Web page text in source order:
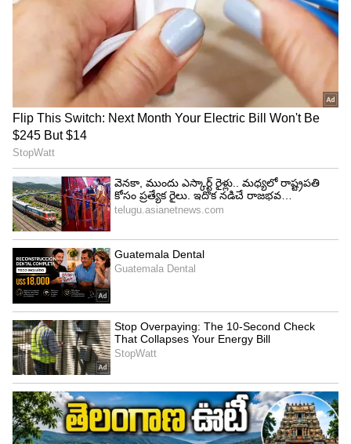
Image Credit :PTI
లక్ష్యం పెట్టుకోవాలి
లక్ష్యం ముందుగా పెట్టుకున్న తర్వాతే లక్ష్యసాధనకు మార్గం
వెతకాలి. కాబట్టి ముకేశ్ అంబానీ ముందుగా లక్ష్యాన్ని
నిర్దేశించుకుని ఆ తర్వాత ఆ కార్య సాధన కోసం
కష్టపడేవారు. ఆయన ఒంటరిగా విజయం సాధించడం అంత
సులువు కాదని నమ్మేవారు. అందుకే టీం వర్క్ ను
ప్రోత్సహించారు. రిలయన్స్ ఇండస్ట్రీస్ విజయం
సాధించడానికి టీం వర్క్ ప్రధానమైనదని ఆయన తన
ప్రసంగాలలో చెబుతూనే ఉంటారు. ఉద్యోగులను నమ్మితే
వారికి కావాల్సిన స్వేచ్ఛ ఇస్తే కచ్చితంగా వారు అద్భుతాలు
చేసి చూపిస్తారని అతను చెబుతూ ఉంటారు.